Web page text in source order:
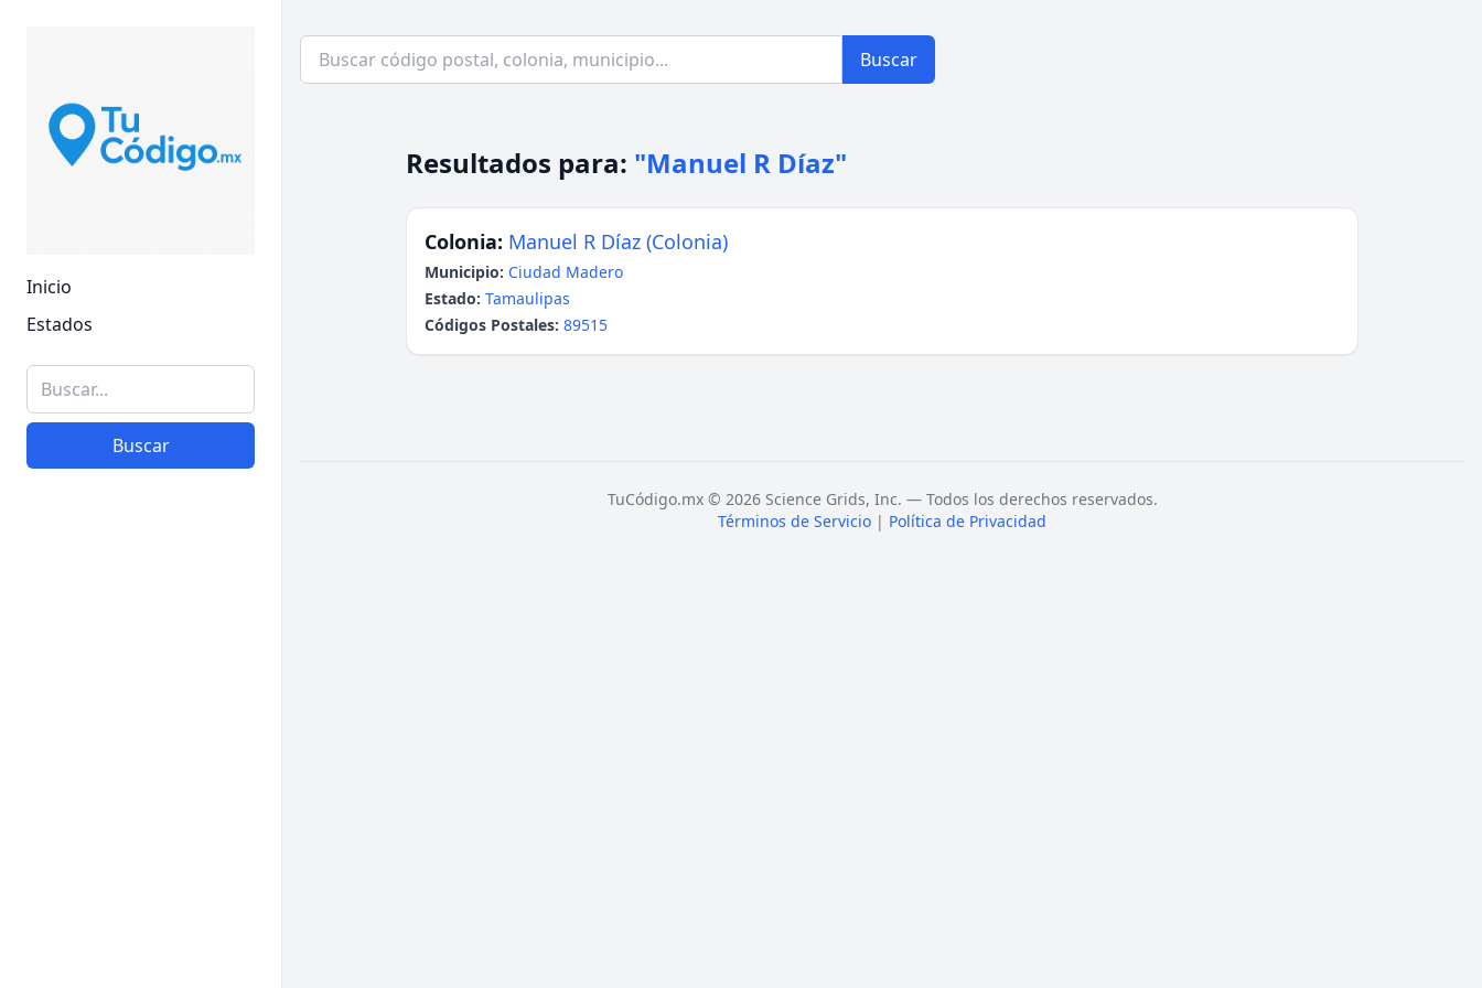
Inicio
Estados
Buscar
Buscar
Resultados para: "Manuel R Díaz"
Colonia: Manuel R Díaz (Colonia)
Municipio: Ciudad Madero
Estado: Tamaulipas
Códigos Postales: 89515
TuCódigo.mx © 2026 Science Grids, Inc. — Todos los derechos reservados.
Términos de Servicio | Política de Privacidad